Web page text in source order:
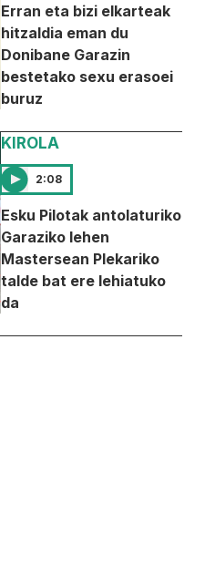
Erran eta bizi elkarteak
hitzaldia eman du
Donibane Garazin
bestetako sexu erasoei
buruz
KIROLA
2:08
Esku Pilotak antolaturiko
Garaziko lehen
Mastersean Plekariko
talde bat ere lehiatuko
da